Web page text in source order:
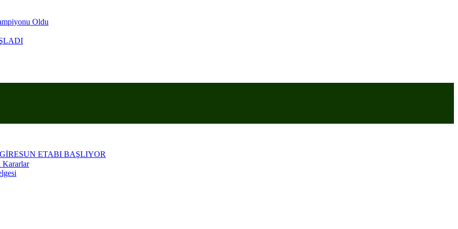
Oldu
ANARIZ
ETABI BAŞLIYOR
Kararlar